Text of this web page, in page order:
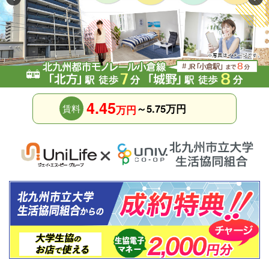
賃料 4.45万円～5.75万円